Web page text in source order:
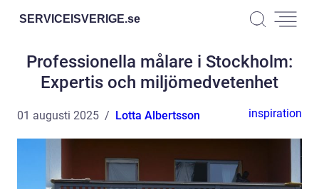
SERVICEISVERIGE.se
Professionella målare i Stockholm:
Expertis och miljömedvetenhet
01 augusti 2025 Lotta Albertsson inspiration